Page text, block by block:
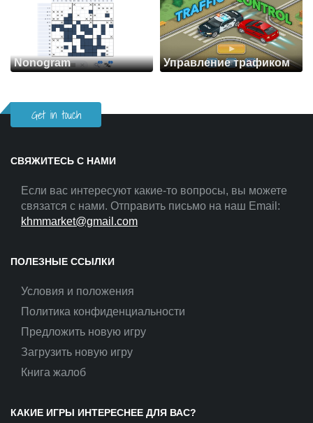
Nonogram Управление трафиком
Get in touch
СВЯЖИТЕСЬ С НАМИ
Если вас интересуют какие-то вопросы, вы можете
связатся с нами. Отправить письмо на наш Email:
khmmarket@gmail.com
ПОЛЕЗНЫЕ ССЫЛКИ
Условия и положения
Политика конфиденциальности
Предложить новую игру
Загрузить новую игру
Книга жалоб
КАКИЕ ИГРЫ ИНТЕРЕСНЕЕ ДЛЯ ВАС?